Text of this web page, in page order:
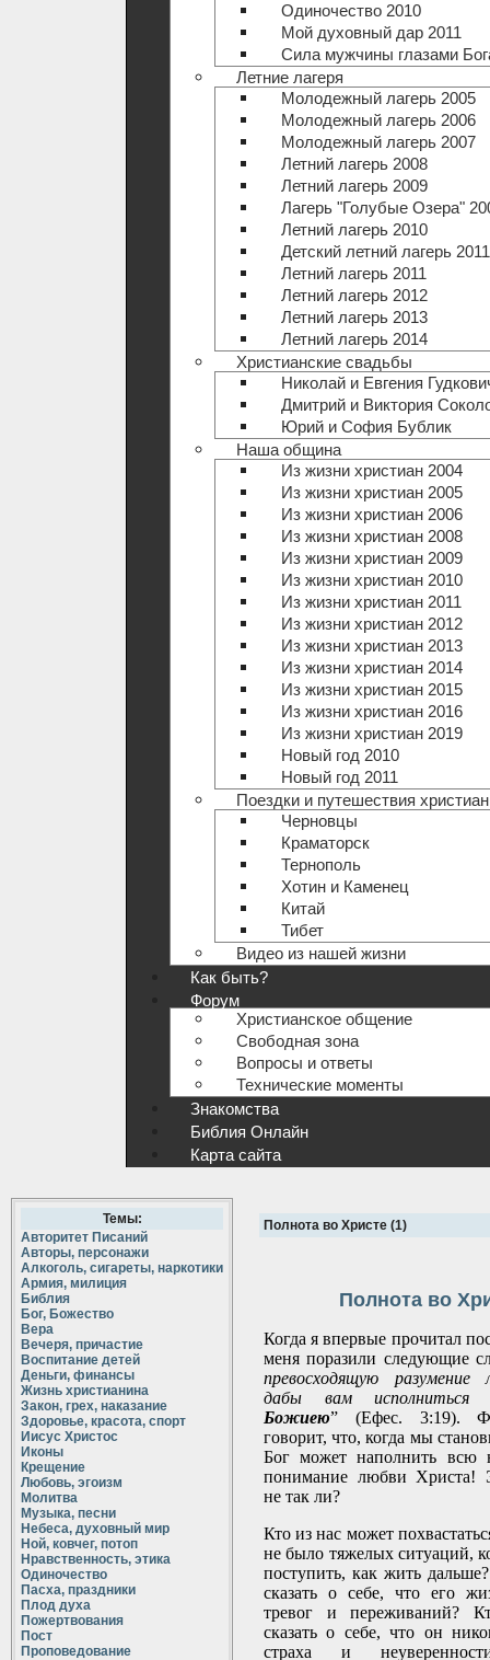
Одиночество 2010
Мой духовный дар 2011
Сила мужчины глазами
Летние лагеря
Молодежный лагерь 2005
Молодежный лагерь 2006
Молодежный лагерь 2007
Летний лагерь 2008
Летний лагерь 2009
Лагерь "Голубые Озера"
Летний лагерь 2010
Детский летний лагерь 2011
Летний лагерь 2011
Летний лагерь 2012
Летний лагерь 2013
Летний лагерь 2014
Христианские свадьбы
Николай и Евгения
Дмитрий и Виктория
Юрий и София Бублик
Наша община
Из жизни христиан 2004
Из жизни христиан 2005
Из жизни христиан 2006
Из жизни христиан 2008
Из жизни христиан 2009
Из жизни христиан 2010
Из жизни христиан 2011
Из жизни христиан 2012
Из жизни христиан 2013
Из жизни христиан 2014
Из жизни христиан 2015
Из жизни христиан 2016
Из жизни христиан 2019
Новый год 2010
Новый год 2011
Поездки и путешествия христиан
Черновцы
Краматорск
Тернополь
Хотин и Каменец
Китай
Тибет
Видео из нашей жизни
Как быть?
Форум
Христианское общение
Свободная зона
Вопросы и ответы
Технические моменты
Знакомства
Библия Онлайн
Карта сайта
Темы:
Авторитет Писаний
Авторы, персонажи
Алкоголь, сигареты, наркотики
Армия, милиция
Библия
Бог, Божество
Вера
Вечеря, причастие
Воспитание детей
Деньги, финансы
Жизнь христианина
Закон, грех, наказание
Здоровье, красота, спорт
Иисус Христос
Иконы
Крещение
Любовь, эгоизм
Молитва
Музыка, песни
Небеса, духовный мир
Ной, ковчег, потоп
Нравственность, этика
Одиночество
Пасха, праздники
Плод духа
Пожертвования
Пост
Проповедование
Полнота во Христе (1)
Полнота во
Когда я впервые прочитал
меня поразили следующие
превосходящую разумение
дабы вам
Божиею”
(Ефес. 3:19).
говорит, что, когда мы
Бог может наполнить всю
понимание любви Христа!
не так ли?
Кто из нас может
не было тяжелых ситуаций,
поступить, как жить
сказать о себе, что его
тревог и переживаний?
сказать о себе, что он
страха и